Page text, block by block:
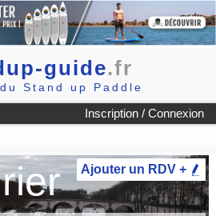
guide.fr
Stand up Paddle
Inscription / Connexion
Ajouter un RDV +